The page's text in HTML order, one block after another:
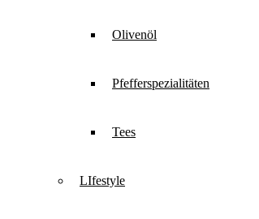
Olivenöl
Pfefferspezialitäten
Tees
LIfestyle